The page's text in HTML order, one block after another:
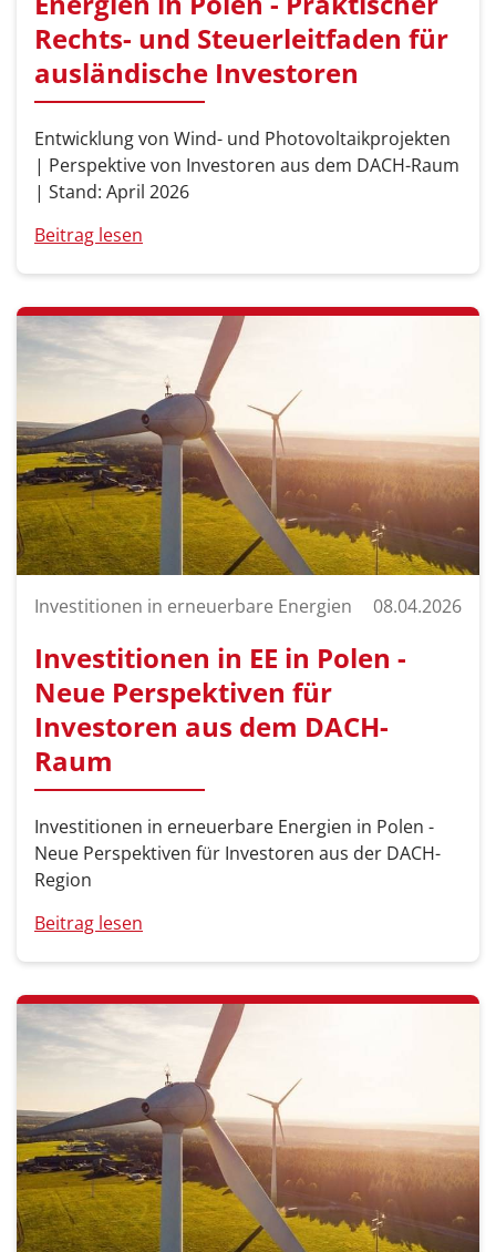
Rechts- und Steuerleitfaden für
ausländische Investoren
Entwicklung von Wind- und Photovoltaikprojekten
| Perspektive von Investoren aus dem DACH-Raum
| Stand: April 2026
Beitrag lesen
Investitionen in erneuerbare Energien 08.04.2026
Investitionen in EE in Polen -
Neue Perspektiven für
Investoren aus dem DACH-
Raum
Investitionen in erneuerbare Energien in Polen -
Neue Perspektiven für Investoren aus der DACH-
Region
Beitrag lesen